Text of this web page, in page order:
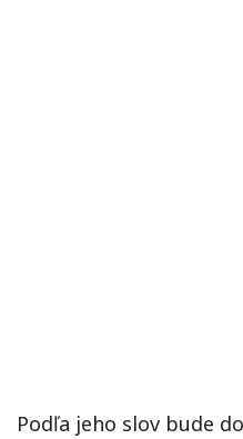
Podľa jeho slov bude